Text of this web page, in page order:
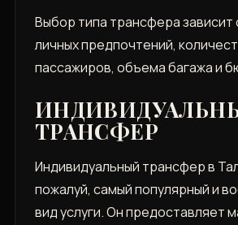
Выбор типа трансфера зависит
личных предпочтений‚
пассажиров‚ объема багажа и
ТРАНСФЕР
Индивидуальный трансфер в
пожалуй‚ самый популярный и
вид услуги. Он предоставляет